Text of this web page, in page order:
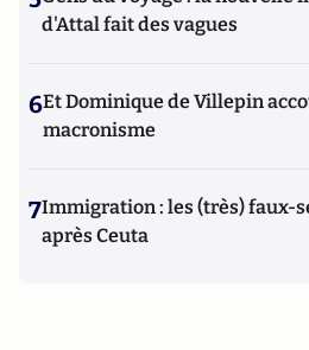
d'Attal fait des vagues
6Et Dominique de Villepin
macronisme
7Immigration : les (très) faux-
après Ceuta